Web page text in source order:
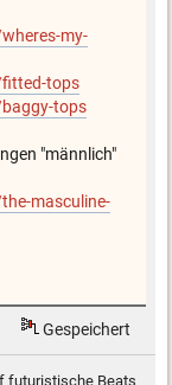
my-
tops
tops
"männlich"
masculine-
Gespeichert
futuristische Beats